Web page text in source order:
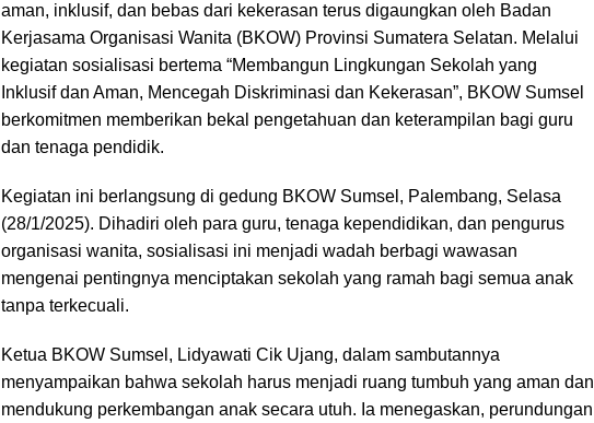
aman, inklusif, dan bebas dari kekerasan terus digaungkan oleh Badan
Kerjasama Organisasi Wanita (BKOW) Provinsi Sumatera Selatan. Melalui
kegiatan sosialisasi bertema “Membangun Lingkungan Sekolah yang
Inklusif dan Aman, Mencegah Diskriminasi dan Kekerasan”, BKOW Sumsel
berkomitmen memberikan bekal pengetahuan dan keterampilan bagi guru
dan tenaga pendidik.
Kegiatan ini berlangsung di gedung BKOW Sumsel, Palembang, Selasa
(28/1/2025). Dihadiri oleh para guru, tenaga kependidikan, dan pengurus
organisasi wanita, sosialisasi ini menjadi wadah berbagi wawasan
mengenai pentingnya menciptakan sekolah yang ramah bagi semua anak
tanpa terkecuali.
Ketua BKOW Sumsel, Lidyawati Cik Ujang, dalam sambutannya
menyampaikan bahwa sekolah harus menjadi ruang tumbuh yang aman dan
mendukung perkembangan anak secara utuh. Ia menegaskan, perundungan